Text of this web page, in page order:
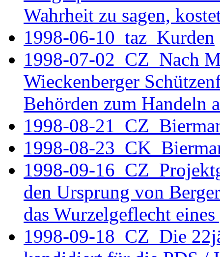
Wahrheit zu sagen,
1998-06-10_taz_Kurden
1998-07-02 CZ Nach
Wieckenberger
Behörden zum Handeln
1998-08-
1998-08-
1998-09-16 CZ
den Ursprung von
das Wurzelgeflecht
1998-09-18 CZ Die